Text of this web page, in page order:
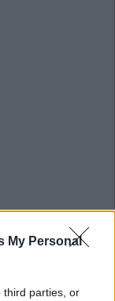
My Personal
third parties, or